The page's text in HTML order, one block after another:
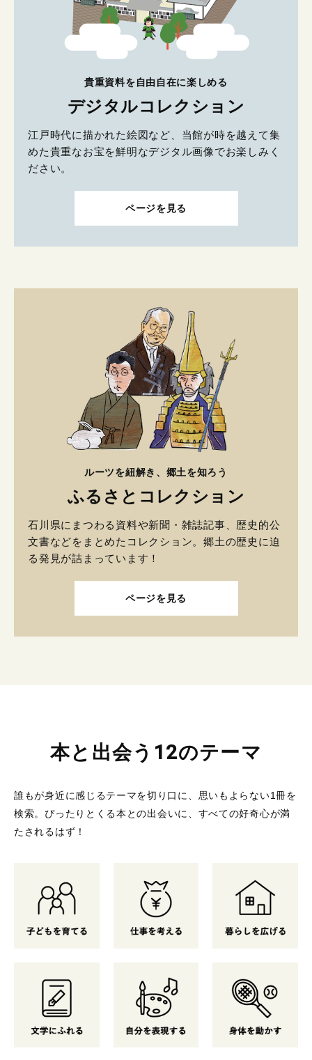
貴重資料を自由自在に楽しめる
デジタルコレクション
江戸時代に描かれた絵図など、当館が時を越えて集
めた貴重なお宝を鮮明なデジタル画像でお楽しみく
ださい。
ページを見る
ルーツを紐解き、郷土を知ろう
ふるさとコレクション
石川県にまつわる資料や新聞・雑誌記事、歴史的公
文書などをまとめたコレクション。郷土の歴史に迫
る発見が詰まっています！
ページを見る
本と出会う12のテーマ
誰もが身近に感じるテーマを切り口に、思いもよらない1冊を
検索。 ぴったりとくる本との出会いに、すべての好奇心が満
たされるはず！